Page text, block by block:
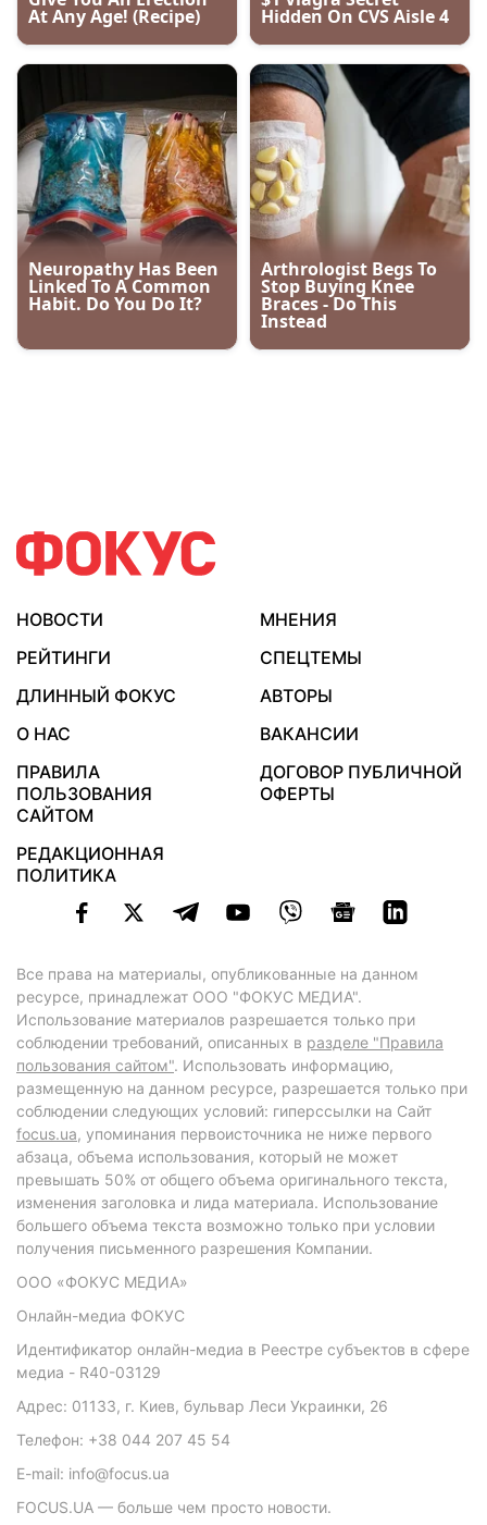
НОВОСТИ
МНЕНИЯ
РЕЙТИНГИ
СПЕЦТЕМЫ
ДЛИННЫЙ ФОКУС
АВТОРЫ
О НАС
ВАКАНСИИ
ПРАВИЛА
ПОЛЬЗОВАНИЯ
САЙТОМ
ДОГОВОР ПУБЛИЧНОЙ
ОФЕРТЫ
РЕДАКЦИОННАЯ
ПОЛИТИКА
Все права на материалы, опубликованные на данном
ресурсе, принадлежат ООО "ФОКУС МЕДИА".
Использование материалов разрешается только при
соблюдении требований, описанных в разделе "Правила
пользования сайтом". Использовать информацию,
размещенную на данном ресурсе, разрешается только при
соблюдении следующих условий: гиперссылки на Сайт
focus.ua, упоминания первоисточника не ниже первого
абзаца, объема использования, который не может
превышать 50% от общего объема оригинального текста,
изменения заголовка и лида материала. Использование
большего объема текста возможно только при условии
получения письменного разрешения Компании.
ООО «ФОКУС МЕДИА»
Онлайн-медиа ФОКУС
Идентификатор онлайн-медиа в Реестре субъектов в сфере
медиа - R40-03129
Адрес: 01133, г. Киев, бульвар Леси Украинки, 26
Телефон: +38 044 207 45 54
E-mail: info@focus.ua
FOCUS.UA — больше чем просто новости.